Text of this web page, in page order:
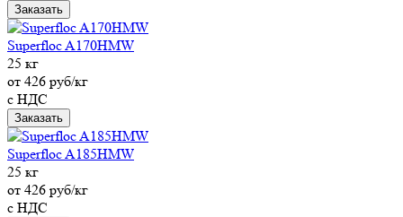
Заказать
Superfloc A170HMW
25 кг
от 426 руб/кг
с НДС
Заказать
Superfloc A185HMW
25 кг
от 426 руб/кг
с НДС